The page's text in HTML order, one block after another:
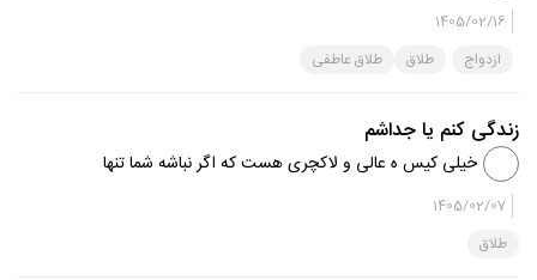
هدایت کند ،،،قبل و بعد جدایی را کاملا براتون بازگو خواهد کرد
تا شما تصمیم گیری کنید
1405/02/16
ازدواج
طلاق طلاق عاطفی
زندگی کنم یا جداشم
خیلی کیس ه عالی و لاکچری هست که اگر نباشه شما تنها
میمونید؟؟ اعتماد به نفستان کجا رفته؟؟ از مشاور کمک بگیرید تا
1405/02/07
طلاق